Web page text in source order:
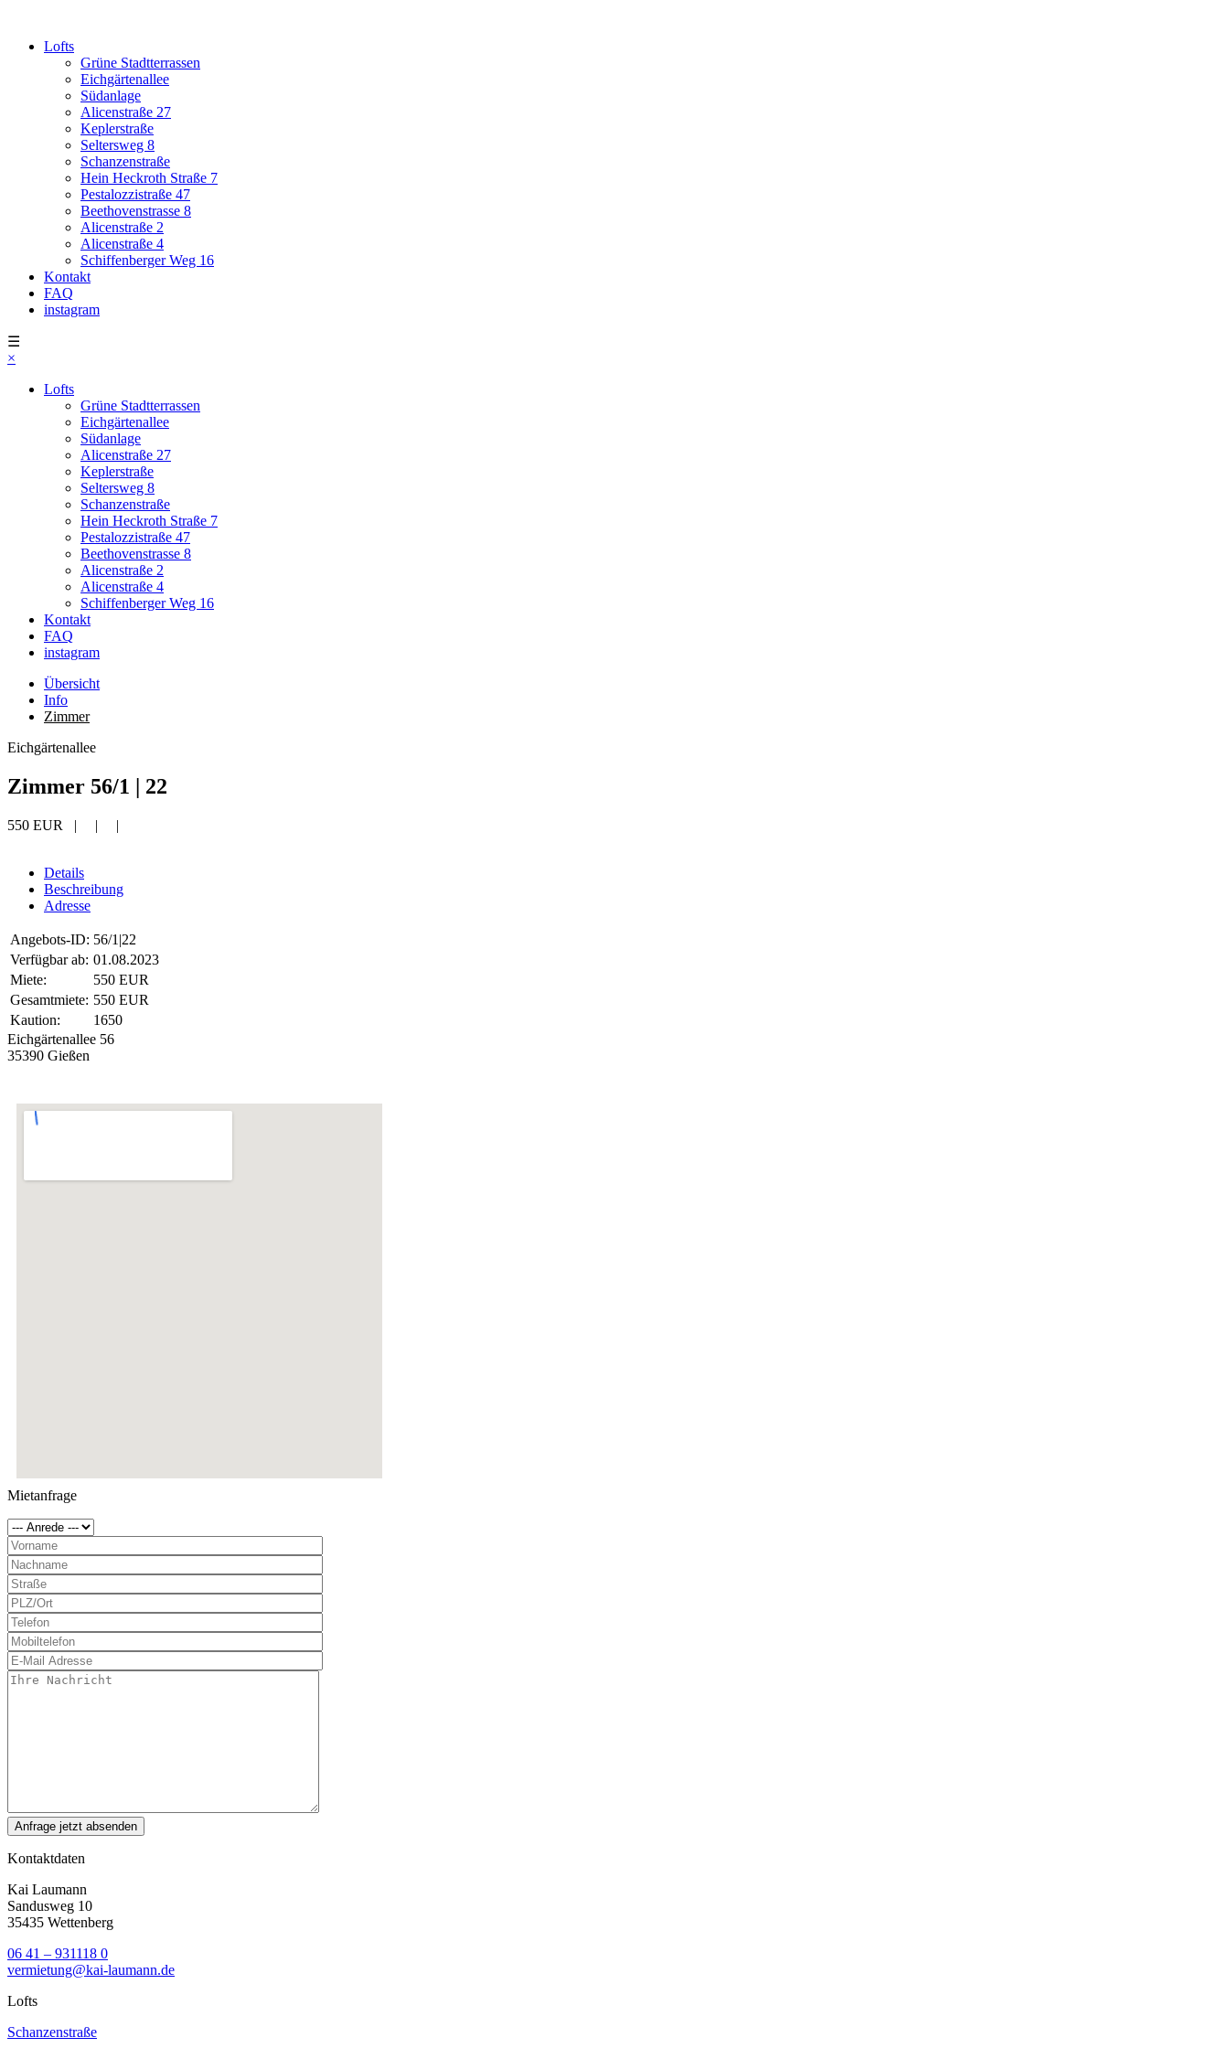
Lofts
Grüne Stadtterrassen
Eichgärtenallee
Südanlage
Alicenstraße 27
Keplerstraße
Seltersweg 8
Schanzenstraße
Hein Heckroth Straße 7
Pestalozzistraße 47
Beethovenstrasse 8
Alicenstraße 2
Alicenstraße 4
Schiffenberger Weg 16
Kontakt
FAQ
instagram
☰
×
Lofts
Grüne Stadtterrassen
Eichgärtenallee
Südanlage
Alicenstraße 27
Keplerstraße
Seltersweg 8
Schanzenstraße
Hein Heckroth Straße 7
Pestalozzistraße 47
Beethovenstrasse 8
Alicenstraße 2
Alicenstraße 4
Schiffenberger Weg 16
Kontakt
FAQ
instagram
Übersicht
Info
Zimmer
Eichgärtenallee
Zimmer 56/1 | 22
550 EUR | | |
Details
Beschreibung
Adresse
Angebots-ID: 56/1|22
Verfügbar ab: 01.08.2023
Miete:
550 EUR
Gesamtmiete: 550 EUR
Kaution:
1650
Eichgärtenallee 56
35390 Gießen
Mietanfrage
Kontaktdaten
Kai Laumann
Sandusweg 10
35435 Wettenberg
06 41 – 931118 0
vermietung@kai-laumann.de
Lofts
Schanzenstraße